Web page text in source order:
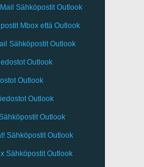
SähköpostitOutlook
Mbox että Outlook
SähköpostitOutlook
Outlook
Outlook
Outlook
Outlook
SähköpostitOutlook
Sähköpostit Outlook